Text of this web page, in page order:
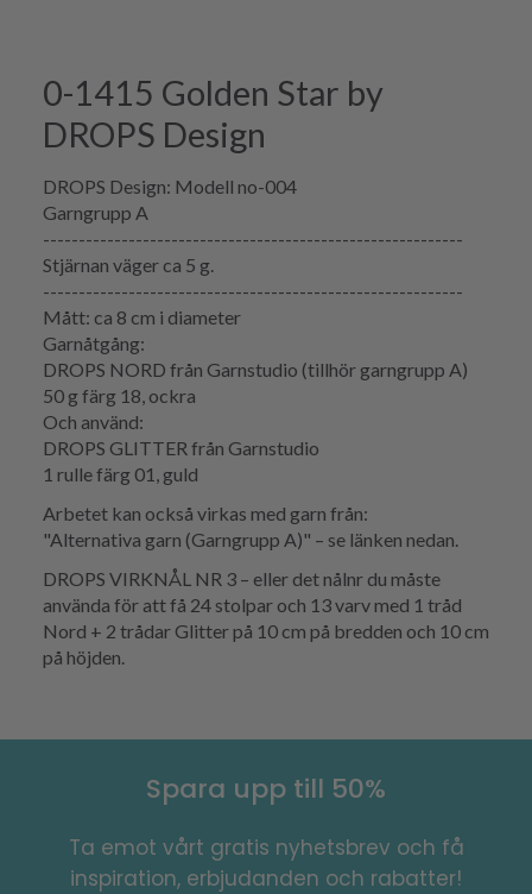
0-1415 Golden Star by
DROPS Design
DROPS Design: Modell no-004
Garngrupp A
-----------------------------------------------------------
Stjärnan väger ca 5 g.
-----------------------------------------------------------
Mått: ca 8 cm i diameter
Garnåtgång:
DROPS NORD från Garnstudio (tillhör garngrupp A)
50 g färg 18, ockra
Och använd:
DROPS GLITTER från Garnstudio
1 rulle färg 01, guld
Arbetet kan också virkas med garn från:
"Alternativa garn (Garngrupp A)" – se länken nedan.
DROPS VIRKNÅL NR 3 – eller det nålnr du måste
använda för att få 24 stolpar och 13 varv med 1 tråd
Nord + 2 trådar Glitter på 10 cm på bredden och 10 cm
på höjden.
Spara upp till 50%
Ta emot vårt gratis nyhetsbrev och få
inspiration, erbjudanden och rabatter!